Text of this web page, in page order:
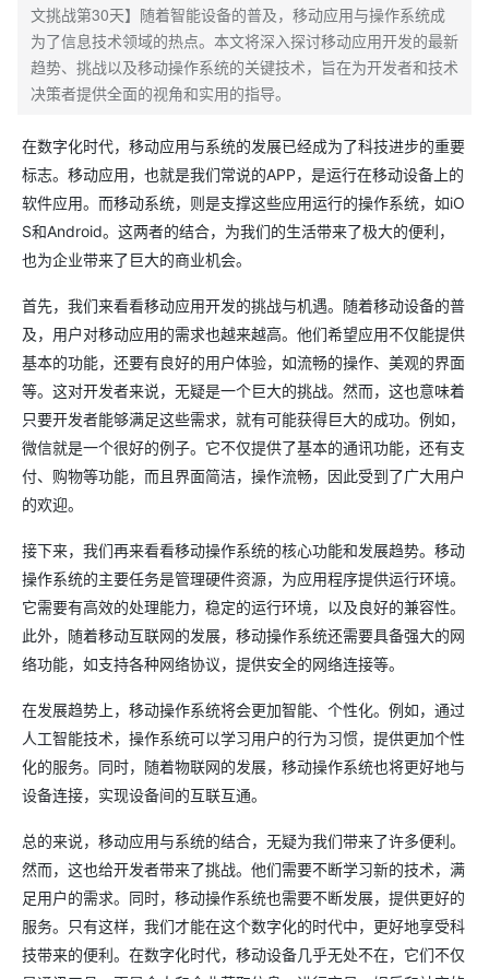
文挑战第30天】随着智能设备的普及，移动应用与操作系统成
为了信息技术领域的热点。本文将深入探讨移动应用开发的最新
趋势、挑战以及移动操作系统的关键技术，旨在为开发者和技术
决策者提供全面的视角和实用的指导。
在数字化时代，移动应用与系统的发展已经成为了科技进步的重要
标志。移动应用，也就是我们常说的APP，是运行在移动设备上的
软件应用。而移动系统，则是支撑这些应用运行的操作系统，如iO
S和Android。这两者的结合，为我们的生活带来了极大的便利，
也为企业带来了巨大的商业机会。
首先，我们来看看移动应用开发的挑战与机遇。随着移动设备的普
及，用户对移动应用的需求也越来越高。他们希望应用不仅能提供
基本的功能，还要有良好的用户体验，如流畅的操作、美观的界面
等。这对开发者来说，无疑是一个巨大的挑战。然而，这也意味着
只要开发者能够满足这些需求，就有可能获得巨大的成功。例如，
微信就是一个很好的例子。它不仅提供了基本的通讯功能，还有支
付、购物等功能，而且界面简洁，操作流畅，因此受到了广大用户
的欢迎。
接下来，我们再来看看移动操作系统的核心功能和发展趋势。移动
操作系统的主要任务是管理硬件资源，为应用程序提供运行环境。
它需要有高效的处理能力，稳定的运行环境，以及良好的兼容性。
此外，随着移动互联网的发展，移动操作系统还需要具备强大的网
络功能，如支持各种网络协议，提供安全的网络连接等。
在发展趋势上，移动操作系统将会更加智能、个性化。例如，通过
人工智能技术，操作系统可以学习用户的行为习惯，提供更加个性
化的服务。同时，随着物联网的发展，移动操作系统也将更好地与
设备连接，实现设备间的互联互通。
总的来说，移动应用与系统的结合，无疑为我们带来了许多便利。
然而，这也给开发者带来了挑战。他们需要不断学习新的技术，满
足用户的需求。同时，移动操作系统也需要不断发展，提供更好的
服务。只有这样，我们才能在这个数字化的时代中，更好地享受科
技带来的便利。在数字化时代，移动设备几乎无处不在，它们不仅